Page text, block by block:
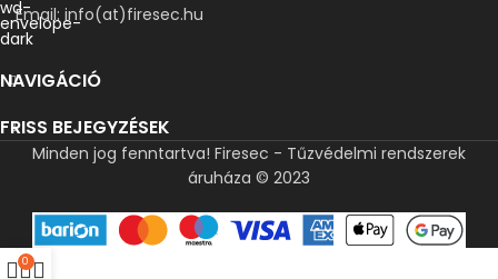
Email: info(at)firesec.hu
NAVIGÁCIÓ
FRISS BEJEGYZÉSEK
Minden jog fenntartva! Firesec - Tűzvédelmi rendszerek
áruháza © 2023
0